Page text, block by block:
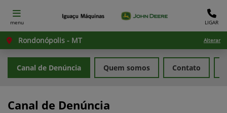
menu LIGAR
Rondonópolis - MT Alterar
Quem somos Contato
Canal de Denúncia
Canal de Denúncia